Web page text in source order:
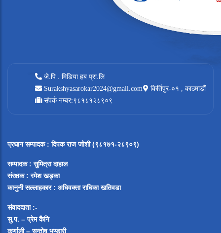
जे.पि . मिडिया हब प्रा.लि
Surakshyasarokar2024@gmail.com
किर्तिपुर-०१ , काठमाडौं
संपर्क नम्बर:९८१८१२८९०९
प्रधान सम्पादक: दिपक राज जोशी (९८१७१-२८९०९)
सम्पादक : सुमित्रा दाहाल
संरक्षक : रमेश खड्का
कानुनी सल्लाहकार : अधिवक्ता राधिका खतिवडा
संवाददाता :-
सु.प. – प्रेम कैनि
कर्णाली – सन्तोष भण्डारी